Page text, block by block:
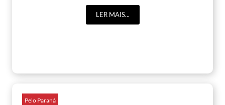
LER MAIS...
Pelo Paraná